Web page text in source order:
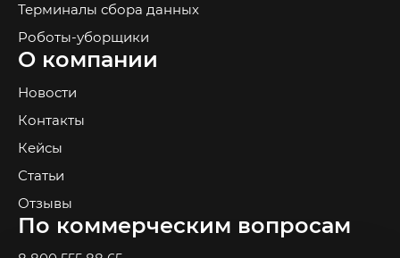
Терминалы сбора данных
Роботы-уборщики
О компании
Новости
Контакты
Кейсы
Статьи
Отзывы
По коммерческим вопросам